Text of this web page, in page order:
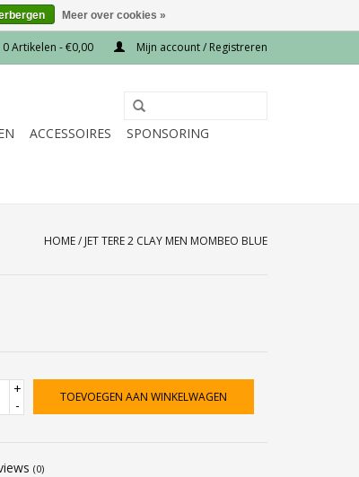
0 Artikelen - €0,00 Mijn account / Registreren
ACCESSOIRES
SPONSORING
HOME/ JET TERE 2 CLAY MEN MOMBEO BLUE
+
-
TOEVOEGEN AAN WINKELWAGEN
(0)
Meer over cookies »